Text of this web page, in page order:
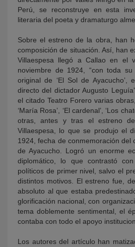
Perú, se reconstruye en esta
literaria del poeta y dramaturgo
Sobre el estreno de la obra, han
composición de situación. Así, han
Villaespesa llegó a Callao en el
noviembre de 1924, “con toda
original de ‘El Sol de Ayacucho’,
directo del dictador Augusto
el citado Teatro Forero varias
‘María Rosa’, ‘El cardenal’, ‘Los
otras, antes y tras el estreno
Villaespesa, lo que se produjo el
1924, fecha de conmemoración del
de Ayacucho. Logró un enorme
diplomático, lo que contrastó
políticos de primer nivel, salvo el
distintos motivos. El estreno fue,
absoluto al que estaba
glorificación nacional, con
tema doblemente sentimental, el
contaba con todo el apoyo
Los autores del artículo han